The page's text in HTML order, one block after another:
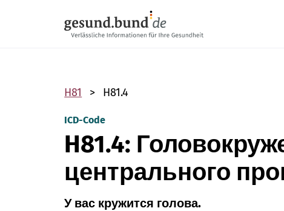
H81 H81.4
ICD-Code
H81.4:
центрального
У вас кружится голова.